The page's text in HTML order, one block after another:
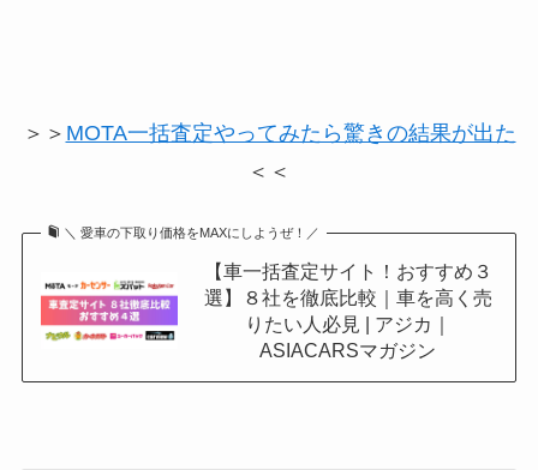
＞＞ MOTA一括査定やってみたら驚きの結果が出た
＜＜
＼ 愛車の下取り価格をMAXにしようぜ！／
【車一括査定サイト！おすすめ３
選】８社を徹底比較｜車を高く売
りたい人必見 | アジカ｜
ASIACARSマガジン